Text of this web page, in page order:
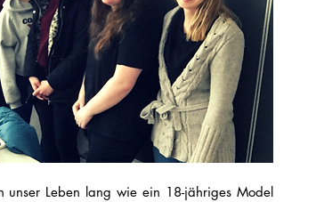
unser Leben lang wie ein 18-jähriges Model